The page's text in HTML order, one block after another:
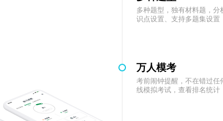
多种题型，独有材料题，分
识点设置、支持多题集设置
万人模考
考前闹钟提醒，不在错过任
线模拟考试，查看排名统计